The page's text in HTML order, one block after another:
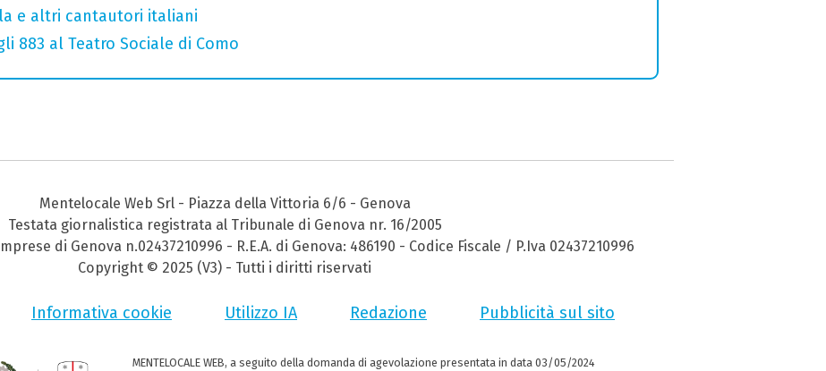
e altri cantautori italiani
883 al Teatro Sociale di Como
Mentelocale Web Srl - Piazza della Vittoria 6/6 - Genova
Testata giornalistica registrata al Tribunale di Genova nr. 16/2005
di Genova n.02437210996 - R.E.A. di Genova: 486190 - Codice Fiscale / P.Iva 02437210996
Copyright © 2025 (V3) - Tutti i diritti riservati
Informativa cookie Utilizzo IA Redazione Pubblicità sul sito
MENTELOCALE WEB, a seguito della domanda di agevolazione presentata in data 03/05/2024